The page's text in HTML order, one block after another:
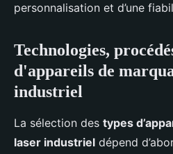
personnalisation et d’une
Technologies,
d'appareils de
industriel
La sélection des types
laser industriel dépend